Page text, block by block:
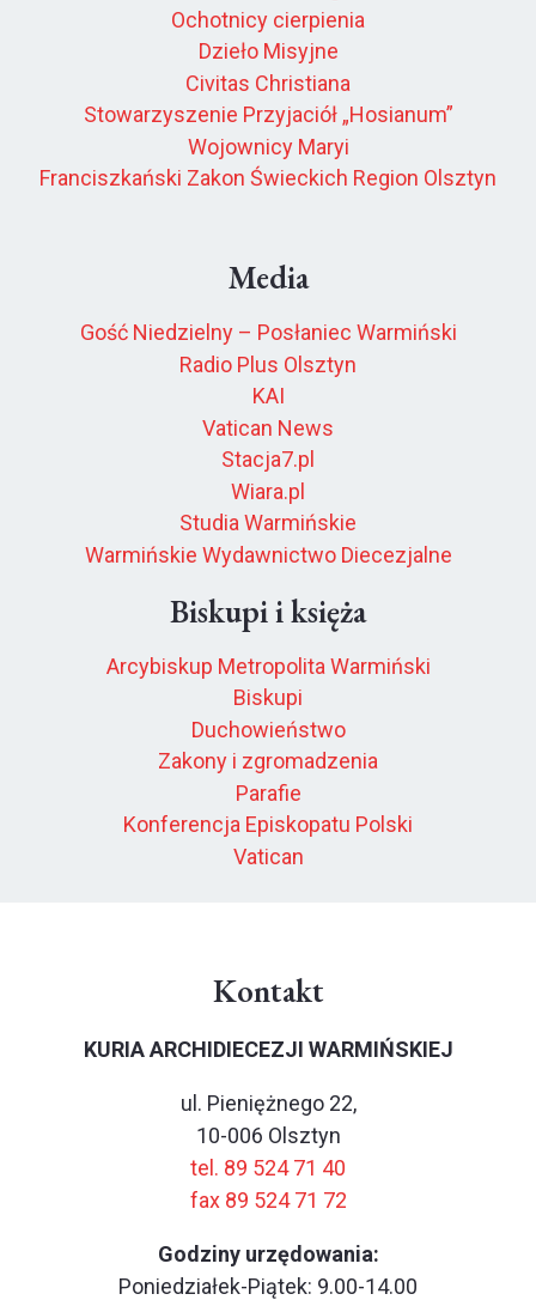
Ochotnicy cierpienia
Dzieło Misyjne
Civitas Christiana
Stowarzyszenie Przyjaciół „Hosianum”
Wojownicy Maryi
Franciszkański Zakon Świeckich Region Olsztyn
Media
Gość Niedzielny – Posłaniec Warmiński
Radio Plus Olsztyn
KAI
Vatican News
Stacja7.pl
Wiara.pl
Studia Warmińskie
Warmińskie Wydawnictwo Diecezjalne
Biskupi i księża
Arcybiskup Metropolita Warmiński
Biskupi
Duchowieństwo
Zakony i zgromadzenia
Parafie
Konferencja Episkopatu Polski
Vatican
Kontakt
KURIA ARCHIDIECEZJI WARMIŃSKIEJ
ul. Pieniężnego 22,
10-006 Olsztyn
tel. 89 524 71 40
fax 89 524 71 72
Godziny urzędowania:
Poniedziałek-Piątek: 9.00-14.00